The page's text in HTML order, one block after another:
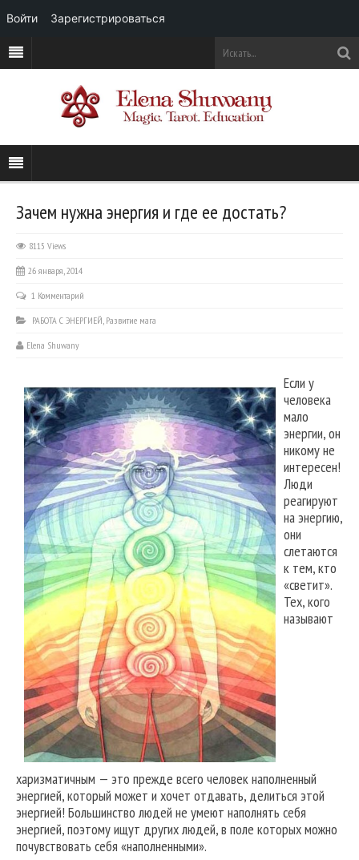
Зачем нужна энергия и где ее достать?
8115 Views
26 января, 2014
1 Комментарий
РАБОТА С ЭНЕРГИЕЙ, Развитие мага
Elena Shuwany
Если у
человека
мало
энергии, он
никому не
интересен!
Люди
реагируют
на энергию,
они
слетаются
к тем, кто
«светит».
Тех, кого
называют
харизматичным — это прежде всего человек наполненный
энергией, который может и хочет отдавать, делиться этой
энергией! Большинство людей не умеют наполнять себя
энергией, поэтому ищут других людей, в поле которых можно
почувствовать себя «наполненными».
Войти Зарегистрироваться